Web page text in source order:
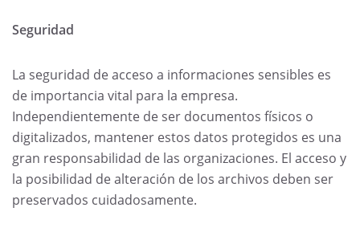
Seguridad
La seguridad de acceso a informaciones sensibles es
de importancia vital para la empresa.
Independientemente de ser documentos físicos o
digitalizados, mantener estos datos protegidos es una
gran responsabilidad de las organizaciones. El acceso y
la posibilidad de alteración de los archivos deben ser
preservados cuidadosamente.